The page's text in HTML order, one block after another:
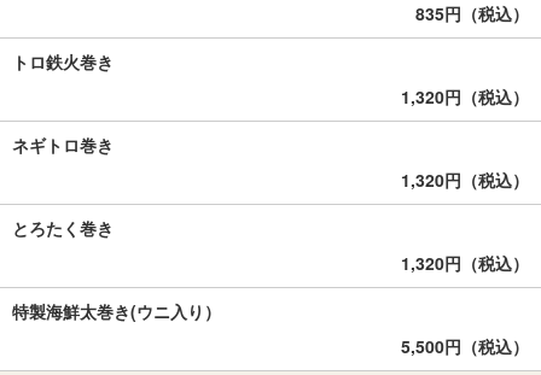
835円（税込）
トロ鉄火巻き
1,320円（税込）
ネギトロ巻き
1,320円（税込）
とろたく巻き
1,320円（税込）
特製海鮮太巻き(ウニ入り）
5,500円（税込）